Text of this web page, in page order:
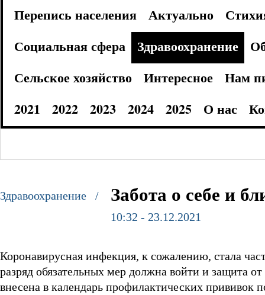
Перепись населения
Актуально
Социальная сфера
Здравоохранение
Сельское хозяйство
Интересное
Нам
2021
2022 2023 2024 2025 О нас
Здравоохранение / Забота о себе и
10:32 - 23.12.2021
Коронавирусная инфекция, к сожалению, стала
разряд обязательных мер должна войти и защита
внесена в календарь профилактических